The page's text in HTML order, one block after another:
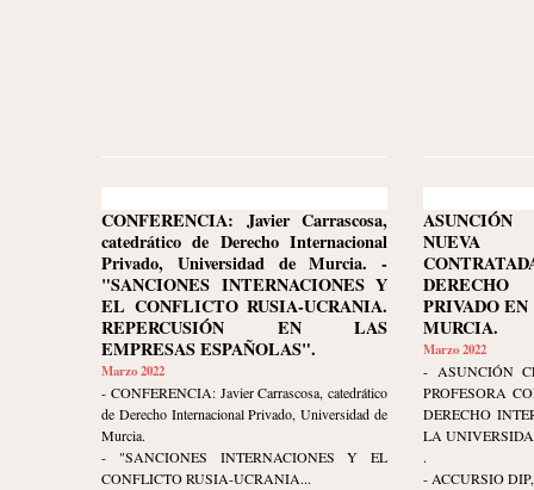
CONFERENCIA: Javier Carrascosa,
catedrático de Derecho Internacional
Privado, Universidad de Murcia. -
"SANCIONES INTERNACIONES Y
EL CONFLICTO RUSIA-UCRANIA.
REPERCUSIÓN EN LAS
EMPRESAS ESPAÑOLAS".
Marzo 2022
- CONFERENCIA: Javier Carrascosa, catedrático
de Derecho Internacional Privado, Universidad de
Murcia.
- "SANCIONES INTERNACIONES Y EL
CONFLICTO RUSIA-UCRANIA...
NUEVA
PRIVADO
MURCIA.
Marzo 2022
- ASUNCIÓN
PROFESORA
DERECHO
LA
.
- ACCURSIO